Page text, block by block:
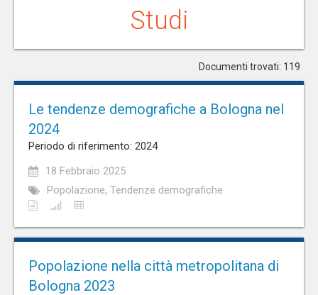
Studi
Documenti trovati: 119
Le tendenze demografiche a Bologna nel
2024
Periodo di riferimento: 2024
18 Febbraio 2025
Popolazione, Tendenze demografiche
Popolazione nella città metropolitana di
Bologna 2023